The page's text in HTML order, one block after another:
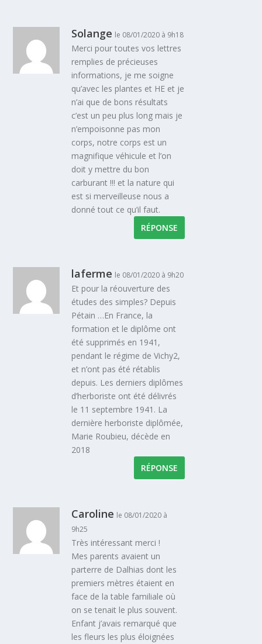
Solange le 08/01/2020 à 9h18
Merci pour toutes vos lettres
remplies de précieuses
informations, je me soigne
qu’avec les plantes et HE et je
n’ai que de bons résultats
c’est un peu plus long mais je
n’empoisonne pas mon
corps, notre corps est un
magnifique véhicule et l’on
doit y mettre du bon
carburant !!! et la nature qui
est si merveilleuse nous a
donné tout ce qu’il faut.
RÉPONSE
laferme le 08/01/2020 à 9h20
Et pour la réouverture des
études des simples? Depuis
Pétain …En France, la
formation et le diplôme ont
été supprimés en 1941,
pendant le régime de Vichy2,
et n’ont pas été rétablis
depuis. Les derniers diplômes
d’herboriste ont été délivrés
le 11 septembre 1941. La
dernière herboriste diplômée,
Marie Roubieu, décède en
2018
RÉPONSE
Caroline le 08/01/2020 à
9h25
Très intéressant merci !
Mes parents avaient un
parterre de Dalhias dont les
premiers mètres étaient en
face de la table familiale où
on se tenait le plus souvent.
Enfant j’avais remarqué que
les fleurs les plus éloignées